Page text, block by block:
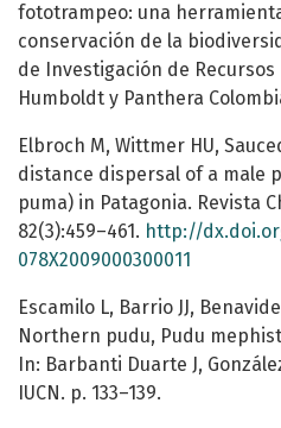
fototrampeo: una
conservación de la
de Investigación de
Humboldt y Panthera
Elbroch M, Wittmer HU,
distance dispersal of a male
puma) in Patagonia. Revista
82(3):459–461. http://
078X2009000300011
Escamilo L, Barrio JJ,
Northern pudu, Pudu
In: Barbanti Duarte J,
IUCN. p. 133–139.